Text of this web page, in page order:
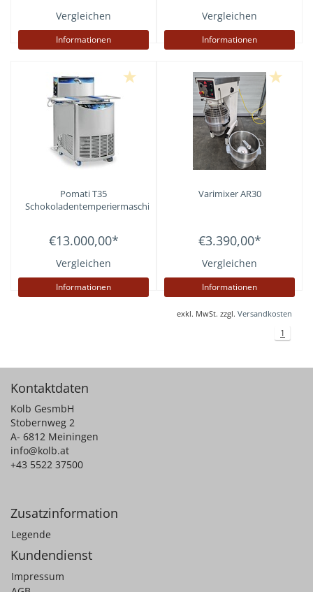
Vergleichen
Informationen
Vergleichen
Informationen
Pomati T35
Schokoladentemperiermaschine
€13.000,00*
Vergleichen
Informationen
Varimixer AR30
€3.390,00*
Vergleichen
Informationen
exkl. MwSt. zzgl. Versandkosten
1
Kontaktdaten
Kolb GesmbH
Stobernweg 2
A- 6812 Meiningen
info@kolb.at
+43 5522 37500
Zusatzinformation
Legende
Kundendienst
Impressum